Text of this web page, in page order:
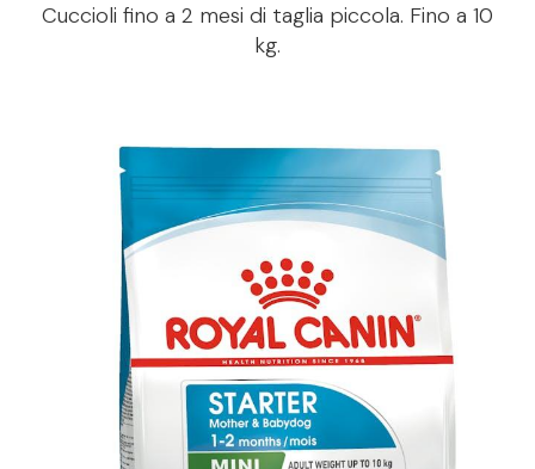
Cuccioli fino a 2 mesi di taglia piccola. Fino a 10
kg.